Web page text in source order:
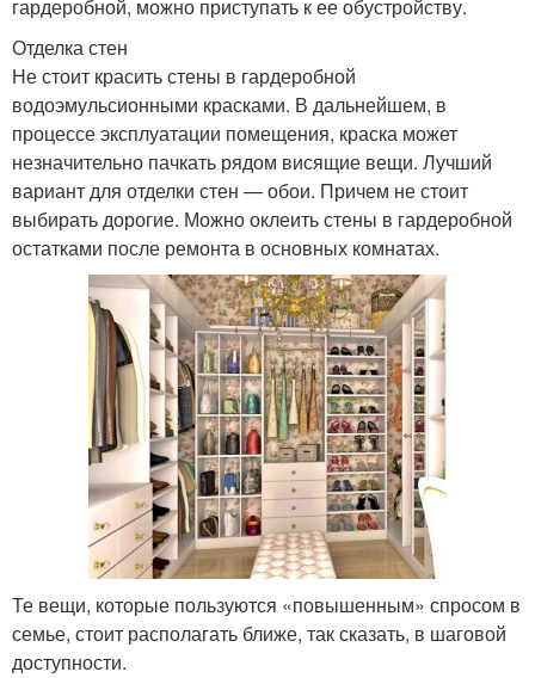
гардеробной, можно приступать к ее обустройству.
Отделка стен
Не стоит красить стены в гардеробной
водоэмульсионными красками. В дальнейшем, в
процессе эксплуатации помещения, краска может
незначительно пачкать рядом висящие вещи. Лучший
вариант для отделки стен — обои. Причем не стоит
выбирать дорогие. Можно оклеить стены в гардеробной
остатками после ремонта в основных комнатах.
Те вещи, которые пользуются «повышенным» спросом в
семье, стоит располагать ближе, так сказать, в шаговой
доступности.